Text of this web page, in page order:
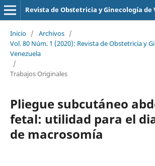
Revista de Obstetricia y Ginecología de
Inicio / Archivos /
Vol. 80 Núm. 1 (2020): Revista de Obstetricia y
Venezuela
/
Trabajos Originales
Pliegue subcutáneo
fetal: utilidad para el
de macrosomía